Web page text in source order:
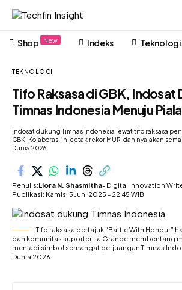
Shop New Indeks Teknologi
TEKNOLOGI
Tifo Raksasa di GBK, Indosat
Timnas Indonesia Menuju
Indosat dukung Timnas Indonesia lewat tifo raksasa
GBK. Kolaborasi ini cetak rekor MURI dan nyalakan
Dunia 2026.
Penulis:Liora N. Shasmitha- Digital Innovation
Publikasi: Kamis, 5 Juni 2025 - 22.45 WIB
Tifo raksasa bertajuk “Battle With Honour”
dan komunitas suporter La Grande membentang
menjadi simbol semangat perjuangan Timnas
Dunia 2026.